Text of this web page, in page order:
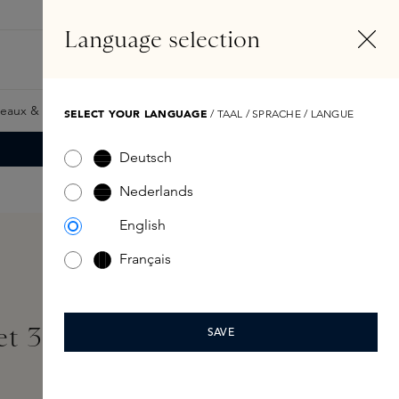
& Giftcards Samples Skins Exclusives Skins
3x6ml 18ml
Language selection
SELECT YOUR LANGUAGE / TAAL / SPRACHE / LANGUE
Deutsch
Nederlands
English
Français
SAVE